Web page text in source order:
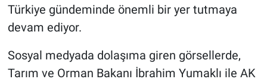
Türkiye gündeminde önemli bir yer tutmaya
devam ediyor.
Sosyal medyada dolaşıma giren görsellerde,
Tarım ve Orman Bakanı İbrahim Yumaklı ile AK